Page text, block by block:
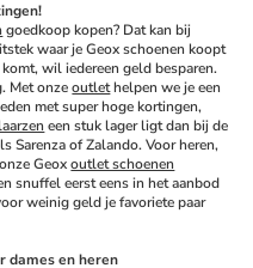
goedkoop kopen? Dat kan bij
waar je Geox schoenen koopt
wil iedereen geld besparen.
Met onze outlet helpen we je een
met super hoge kortingen,
een stuk lager ligt dan bij de
Sarenza of Zalando. Voor heren,
Geox outlet schoenen
snuffel eerst eens in het aanbod
weinig geld je favoriete paar
dames en heren